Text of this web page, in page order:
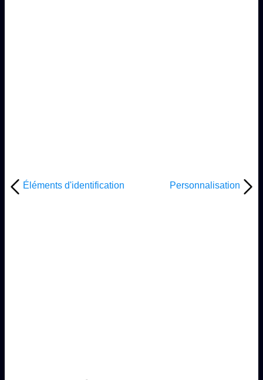
Éléments d'identification Personnalisation